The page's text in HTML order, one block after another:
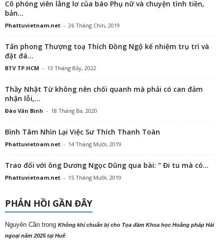
Cô phóng viên lẳng lơ của báo Phụ nữ và chuyện tình tiền,
bản...
Phattuvietnam.net - 26 Tháng Chín, 2019
Tấn phong Thượng toạ Thích Đồng Ngộ kế nhiệm trụ trì và
đặt đá...
BTV TP.HCM - 13 Tháng Bảy, 2022
Thầy Nhật Từ không nên chối quanh mà phải có can đảm
nhận lỗi,...
Đào Văn Bình - 18 Tháng Ba, 2020
Bình Tâm Nhìn Lại Việc Sư Thích Thanh Toàn
Phattuvietnam.net - 14 Tháng Mười, 2019
Trao đổi với ông Dương Ngọc Dũng qua bài: “ Đi tu mà có...
Phattuvietnam.net - 15 Tháng Mười, 2019
PHẢN HỒI GẦN ĐÂY
Nguyên Cần trong Không khí chuẩn bị cho Tọa đàm Khoa học Hoằng pháp Hải
ngoại năm 2025 tại Huế